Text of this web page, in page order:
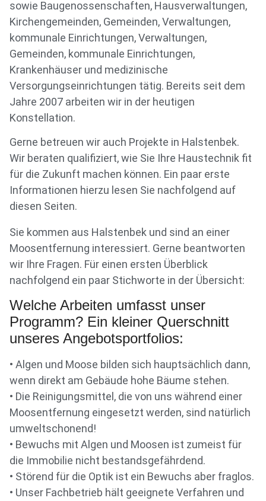
sowie Baugenossenschaften, Hausverwaltungen,
Kirchengemeinden, Gemeinden, Verwaltungen,
kommunale Einrichtungen, Verwaltungen,
Gemeinden, kommunale Einrichtungen,
Krankenhäuser und medizinische
Versorgungseinrichtungen tätig. Bereits seit dem
Jahre 2007 arbeiten wir in der heutigen
Konstellation.
Gerne betreuen wir auch Projekte in Halstenbek.
Wir beraten qualifiziert, wie Sie Ihre Haustechnik fit
für die Zukunft machen können. Ein paar erste
Informationen hierzu lesen Sie nachfolgend auf
diesen Seiten.
Sie kommen aus Halstenbek und sind an einer
Moosentfernung interessiert. Gerne beantworten
wir Ihre Fragen. Für einen ersten Überblick
nachfolgend ein paar Stichworte in der Übersicht:
Welche Arbeiten umfasst unser
Programm? Ein kleiner Querschnitt
unseres Angebotsportfolios:
• Algen und Moose bilden sich hauptsächlich dann,
wenn direkt am Gebäude hohe Bäume stehen.
• Die Reinigungsmittel, die von uns während einer
Moosentfernung eingesetzt werden, sind natürlich
umweltschonend!
• Bewuchs mit Algen und Moosen ist zumeist für
die Immobilie nicht bestandsgefährdend.
• Störend für die Optik ist ein Bewuchs aber fraglos.
• Unser Fachbetrieb hält geeignete Verfahren und